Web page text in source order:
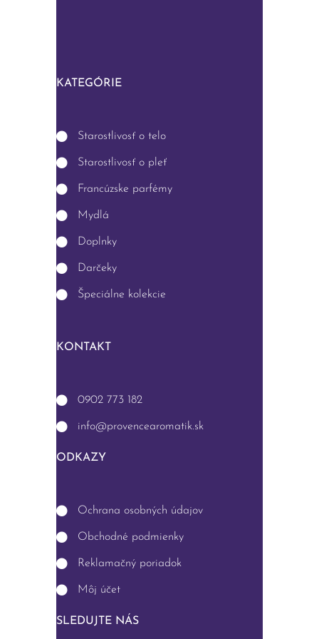
KATEGÓRIE
Starostlivosť o telo
Starostlivosť o pleť
Francúzske parfémy
Mydlá
Doplnky
Darčeky
Špeciálne kolekcie
KONTAKT
0902 773 182
info@provencearomatik.sk
ODKAZY
Ochrana osobných údajov
Obchodné podmienky
Reklamačný poriadok
Môj účet
SLEDUJTE NÁS